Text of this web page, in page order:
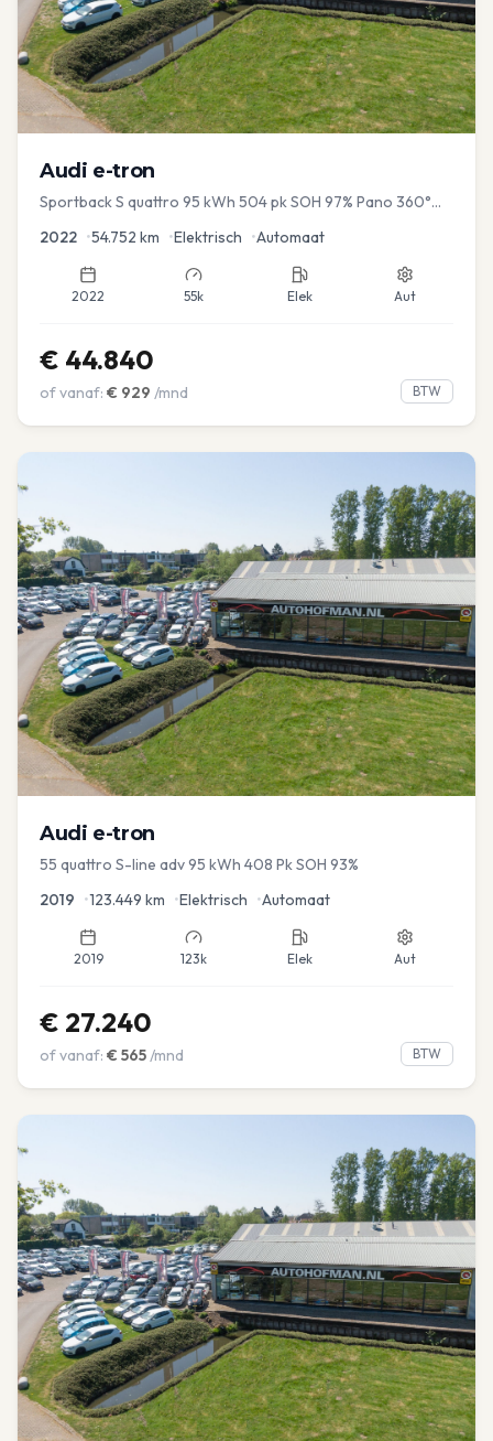
Audi e-tron
Sportback S quattro 95 kWh 504 pk SOH 97% Pano 360°
2022 •54.752 km •Elektrisch •Automaat
2022 55k Elek Aut
€ 44.840
of vanaf: € 929 /mnd BTW
Audi e-tron
55 quattro S-line adv 95 kWh 408 Pk SOH 93%
2019 •123.449 km •Elektrisch •Automaat
2019 123k Elek Aut
€ 27.240
of vanaf: € 565/mnd BTW